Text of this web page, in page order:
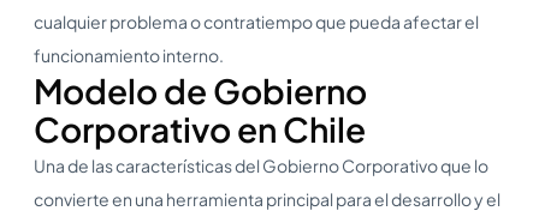
cualquier problema o contratiempo que pueda afectar el
funcionamiento interno.
Modelo de Gobierno
Corporativo en Chile
Una de las características del Gobierno Corporativo que lo
convierte en una herramienta principal para el desarrollo y el